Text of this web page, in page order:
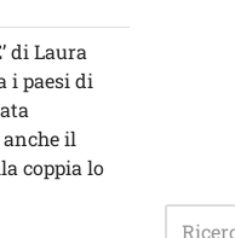
di Laura
i paesi di
il
coppia lo